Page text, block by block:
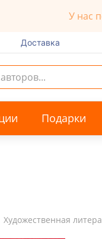
У нас
Доставка
Подарки
Художественная